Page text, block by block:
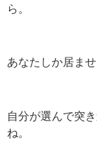
ら。
あなたしか居ませ
自分が選んで突
ね。